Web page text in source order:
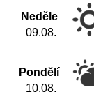
Neděle
09.08.
Pondělí
10.08.